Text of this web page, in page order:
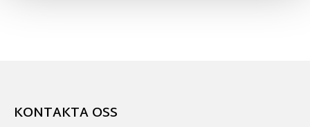
KONTAKTA OSS